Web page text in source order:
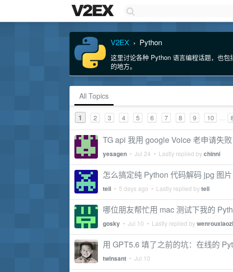
V2EX › Python
这里讨论各种 Python 语言编程话题，也
的地方。
All Topics
1 2 3 4 5 6 7 8 9 10 ...
TG api 我用 google Voice 老申请失败
yesagen • Jul 24 • Lastly replied bychinni
怎么搞定纯 Python 代码解码 jpg 图
teli • 5 days ago • Lastly replied byteli
哪位朋友帮忙用 mac 测试下我的
gosky • Jul 10 • Lastly replied by
用 GPT5.6 填了之前的坑：在线的
twinsant • Jul 10